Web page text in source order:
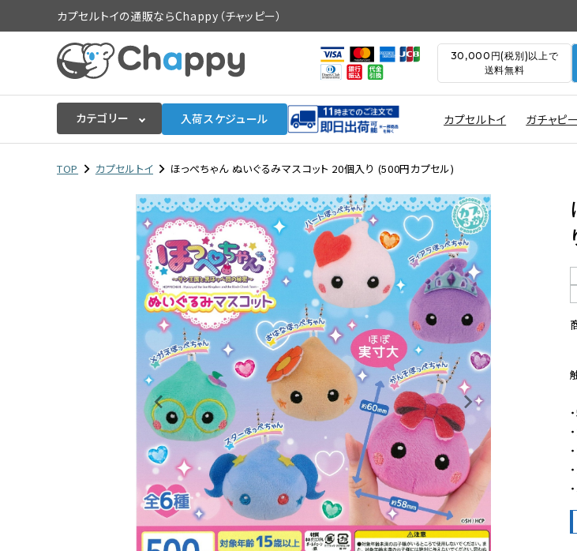
カプセルトイの通販ならChappy（チャッピー）
30,000円(税別)以上で
送料無料
カテゴリー 入荷スケジュール カプセルトイ ガチャピー
ログイン 会員登録
入荷スケジュールをチェック
カプセルトイマシン本体
販促用カプセルトイ
よくあるご質問
TOP カプセルトイ ほっぺちゃん ぬいぐるみマスコット 20個入り (500円カプセル)